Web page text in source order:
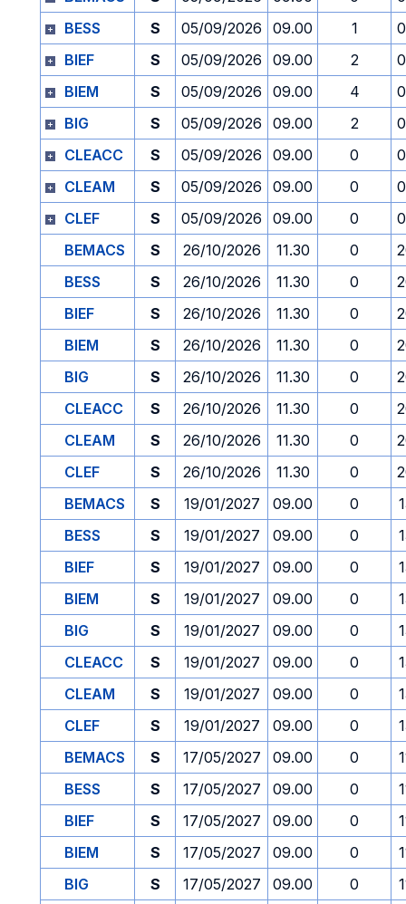
BESS
S 05/09/2026 09.00 1
BIEF
S 05/09/2026 09.00 2
BIEM
S 05/09/2026 09.00 4
BIG
S 05/09/2026 09.00 2
CLEACC
S 05/09/2026 09.00 0
CLEAM
S 05/09/2026 09.00 0
CLEF
S 05/09/2026 09.00 0
BEMACS
S 26/10/2026 11.30 0
BESS
S 26/10/2026 11.30 0
BIEF
S 26/10/2026 11.30 0
BIEM
S 26/10/2026 11.30 0
BIG
S 26/10/2026 11.30 0
CLEACC
S 26/10/2026 11.30 0
CLEAM
S 26/10/2026 11.30 0
CLEF
S 26/10/2026 11.30 0
BEMACS
S 19/01/2027 09.00 0
BESS
S 19/01/2027 09.00 0
BIEF
S 19/01/2027 09.00 0
BIEM
S 19/01/2027 09.00 0
BIG
S 19/01/2027 09.00 0
CLEACC
S 19/01/2027 09.00 0
CLEAM
S 19/01/2027 09.00 0
CLEF
S 19/01/2027 09.00 0
BEMACS
S 17/05/2027 09.00 0
BESS
S 17/05/2027 09.00 0
BIEF
S 17/05/2027 09.00 0
BIEM
S 17/05/2027 09.00 0
BIG
S 17/05/2027 09.00 0